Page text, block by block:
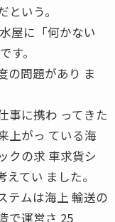
いう。
屋に「何かない
す。
の問題があり ま
事に携わ ってきた
上がっ ている海
クの求 車求貨シ
てい ました。
テムは海上 輸送の
で運営さ 25